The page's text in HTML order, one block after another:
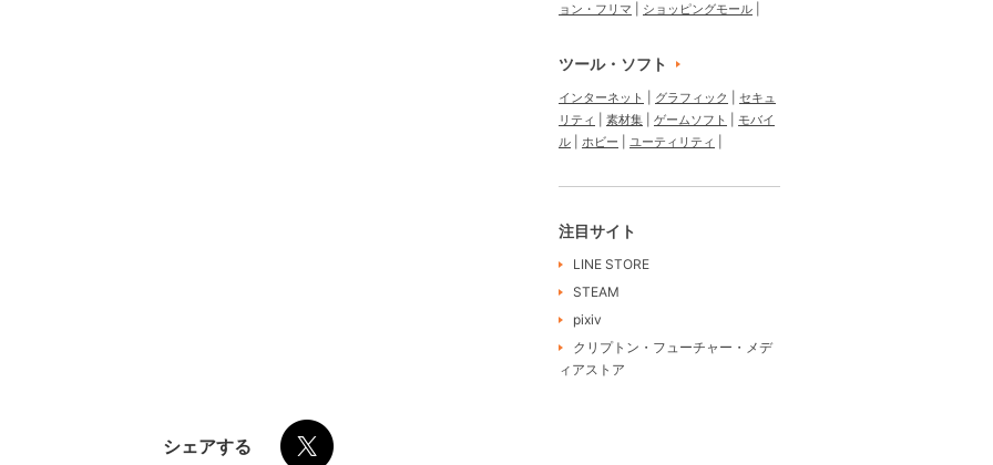
ョン・フリマ
ショッピングモール
ツール・ソフト
インターネット グラフィック
セキュ
リティ
素材集 ゲームソフト
モバイ
ル
ホビー ユーティリティ
注目サイト
LINE STORE
STEAM
pixiv
クリプトン・フューチャー・メデ
ィアストア
シェアする